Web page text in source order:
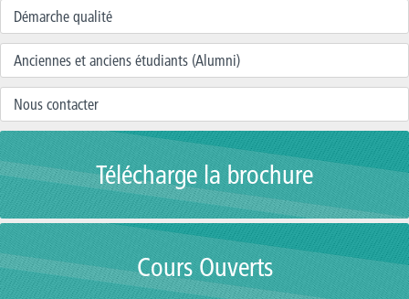
Démarche qualité
Anciennes et anciens étudiants (Alumni)
Nous contacter
Télécharge la brochure
Cours Ouverts